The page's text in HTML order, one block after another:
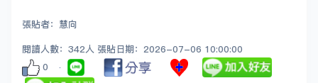
張貼者：慧向
閱讀人數：342人 張貼日期：2026-07-06 10:00:00
0